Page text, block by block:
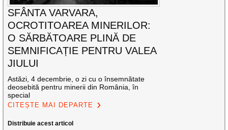
SFÂNTA VARVARA,
OCROTITOAREA MINERILOR:
O SĂRBĂTOARE PLINĂ DE
SEMNIFICAȚIE PENTRU VALEA
JIULUI
Astăzi, 4 decembrie, o zi cu o însemnătate
deosebită pentru minerii din România, în
special
CITEȘTE MAI DEPARTE
Distribuie acest articol